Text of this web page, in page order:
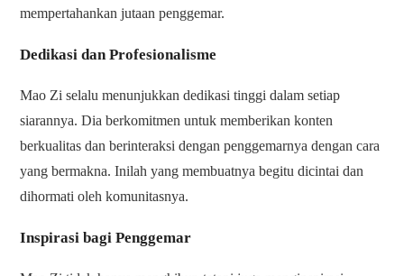
mempertahankan jutaan penggemar.
Dedikasi dan Profesionalisme
Mao Zi selalu menunjukkan dedikasi tinggi dalam setiap
siarannya. Dia berkomitmen untuk memberikan konten
berkualitas dan berinteraksi dengan penggemarnya dengan cara
yang bermakna. Inilah yang membuatnya begitu dicintai dan
dihormati oleh komunitasnya.
Inspirasi bagi Penggemar